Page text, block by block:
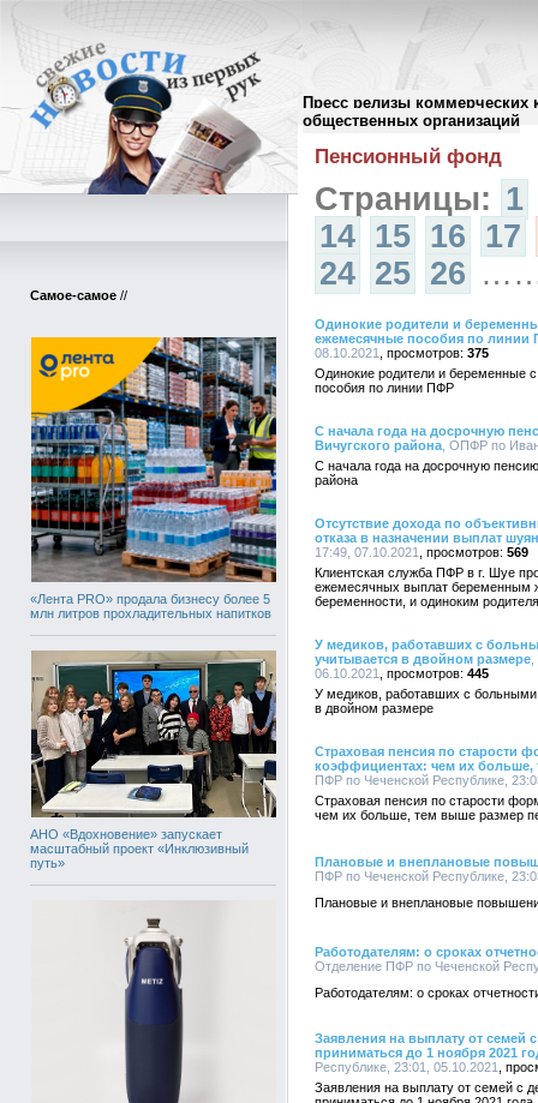
Пресс релизы коммерческих
общественных организаций
Самое-самое //
«Лента PRO» продала бизнесу более 5
млн литров прохладительных напитков
АНО «Вдохновение» запускает
масштабный проект «Инклюзивный
путь»
Архив пресс-релизов//
Пенсионный фонд
Страницы: 1
14 15 16 17
24 25 26
Одинокие родители и
ежемесячные пособия по линии
08.10.2021
375
Одинокие родители и беременные
пособия по линии ПФР
С начала года на досрочную
Вичугского района , ОПФР по
С начала года на досрочную
района
Отсутствие дохода по
отказа в назначении выплат
17:49, 07.10.2021
569
Клиентская служба ПФР в г. Шуе
ежемесячных выплат беременным
беременности, и одиноким
У медиков, работавших с
учитывается в двойном размере
06.10.2021
445
У медиков, работавших с
в двойном размере
Страховая пенсия по старости
коэффициентах: чем их больше,
ПФР по Чеченской Республике,
Страховая пенсия по старости
чем их больше, тем выше размер
Плановые и внеплановые
ПФР по Чеченской Республике,
Плановые и внеплановые
Работодателям: о сроках
Отделение ПФР по Чеченской
Работодателям: о сроках
Заявления на выплату от семей
приниматься до 1 ноября 2021
Республике, 23:01, 05.10.2021
Заявления на выплату от семей с